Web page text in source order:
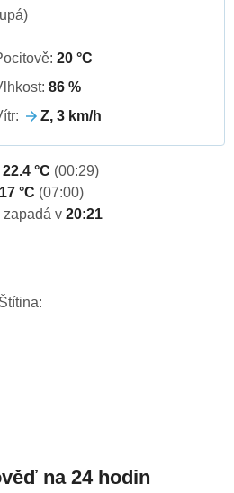
20 °C
86 %
Z, 3 km/h
22.4 °C (00:29)
17 °C (07:00)
zapadá v 20:21
na 24 hodin